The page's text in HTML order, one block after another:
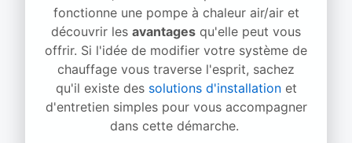
fonctionne une pompe à chaleur air/air et
découvrir les avantages qu'elle peut vous
offrir. Si l'idée de modifier votre système de
chauffage vous traverse l'esprit, sachez
qu'il existe des solutions d'installationet
d'entretien simples pour vous accompagner
dans cette démarche.